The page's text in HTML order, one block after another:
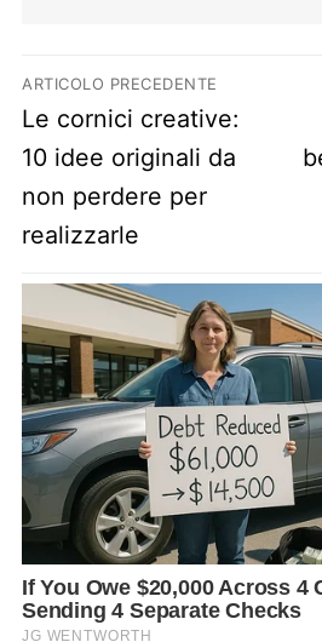
Navigazione
ARTICOLO PRECEDENTE
Previous post:
Le cornici creative:
10 idee originali da
non perdere per
realizzarle